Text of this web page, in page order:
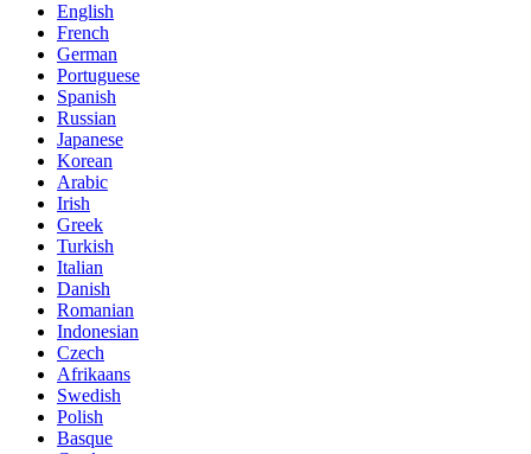
English
French
German
Portuguese
Spanish
Russian
Japanese
Korean
Arabic
Irish
Greek
Turkish
Italian
Danish
Romanian
Indonesian
Czech
Afrikaans
Swedish
Polish
Basque